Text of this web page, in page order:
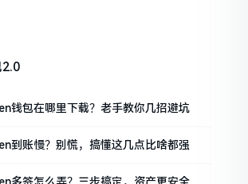
钱包在哪里下载？老手教你几招避坑
到账慢？别慌，搞懂这几点比啥都强